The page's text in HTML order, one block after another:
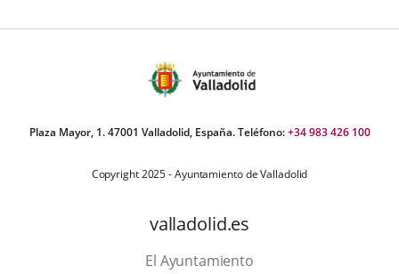
Plaza Mayor, 1. 47001 Valladolid, España. Teléfono:+34 983 426 100
Copyright 2025 - Ayuntamiento de Valladolid
valladolid.es
El Ayuntamiento